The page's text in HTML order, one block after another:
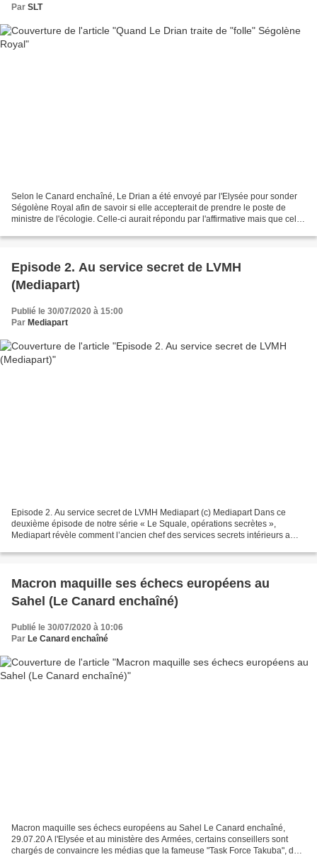
Par SLT
Selon le Canard enchaîné, Le Drian a été envoyé par l'Elysée pour sonder
Ségolène Royal afin de savoir si elle accepterait de prendre le poste de
ministre de l'écologie. Celle-ci aurait répondu par l'affirmative mais que cela
Episode 2. Au service secret de LVMH
(Mediapart)
Publié le 30/07/2020 à 15:00
Par Mediapart
Episode 2. Au service secret de LVMH Mediapart (c) Mediapart Dans ce
deuxième épisode de notre série « Le Squale, opérations secrètes »,
Mediapart révèle comment l’ancien chef des services secrets intérieurs a
Macron maquille ses échecs européens au
Sahel (Le Canard enchaîné)
Publié le 30/07/2020 à 10:06
Par Le Canard enchaîné
Macron maquille ses échecs européens au Sahel Le Canard enchaîné,
29.07.20 A l'Elysée et au ministère des Armées, certains conseillers sont
chargés de convaincre les médias que la fameuse "Task Force Takuba", dont